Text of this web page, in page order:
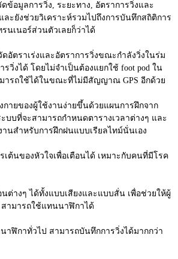
ข้อมูลการวิ่ง, ระยะทาง, อัตราการวิ่งและ
ละยังช่วยวิเคราะห์รวมไปถึงการบันทึกสถิติการ
นเนอร์ส่วนตัวเลยก็ว่าได้
ดอัตราเร่งและอัตราการวิ่งขณะกำลังวิ่งในร่ม
รวิ่งได้ โดยไม่จำเป็นต้องแยกใช้ foot pod ใน
ารถใช้ได้ในขณะที่ไม่มีสัญญาณ GPS อีกด้วย
กายของผู้ใช้งานง่ายขึ้นด้วยแผนการฝึกจาก
ะบบที่จะสามารถกำหนดตารางเวลาต่างๆ และ
นสำหรับการฝึกฝนแบบเรียลไทม์นั่นเอง
เต้นของหัวใจเพื่อเตือนได้ เหมาะกับคนที่มีโรค
นต่างๆ ได้ทั้งแบบเสียงและแบบสั่น เพื่อช่วยให้ผู้
ามารถใช้แทนนาฬิกาได้
าฬิกาทั่วไป สามารถบันทึกการวิ่งได้มากกว่า